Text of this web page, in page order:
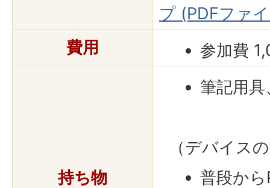
プ (PDFファ
費用
参加費
持ち物
筆記用
（デバイス
普段か